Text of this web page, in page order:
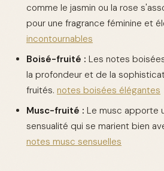
comme le jasmin ou la rose
pour une fragrance féminine et
incontournables
Boisé-fruité : Les notes
la profondeur et de la
fruités. notes boisées élégantes
Musc-fruité : Le musc apporte
sensualité qui se marient bien
notes musc sensuelles